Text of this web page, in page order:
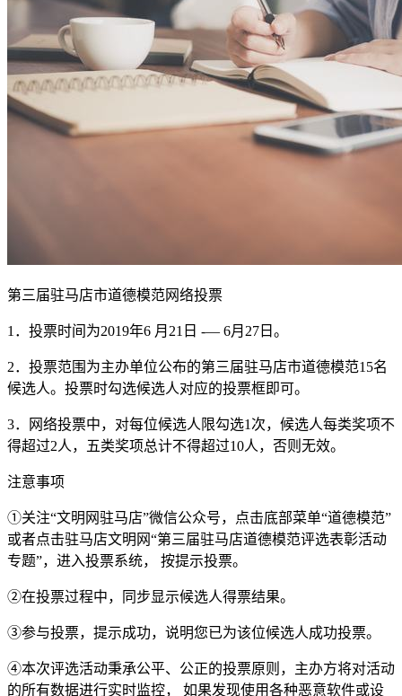
第三届驻马店市道德模范网络投票
1．投票时间为2019年6 月21日 -— 6月27日。
2．投票范围为主办单位公布的第三届驻马店市道德模范15名
候选人。投票时勾选候选人对应的投票框即可。
3．网络投票中，对每位候选人限勾选1次，候选人每类奖项不
得超过2人，五类奖项总计不得超过10人，否则无效。
注意事项
①关注“文明网驻马店”微信公众号，点击底部菜单“道德模范”
或者点击驻马店文明网“第三届驻马店道德模范评选表彰活动
专题”，进入投票系统， 按提示投票。
②在投票过程中，同步显示候选人得票结果。
③参与投票，提示成功，说明您已为该位候选人成功投票。
④本次评选活动秉承公平、公正的投票原则，主办方将对活动
的所有数据进行实时监控， 如果发现使用各种恶意软件或设